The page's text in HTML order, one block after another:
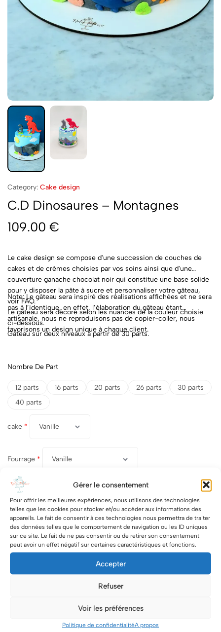
Gérer le consentement
Pour offrir les meilleures expériences, nous utilisons des technologies
telles que les cookies pour stocker et/ou accéder aux informations des
appareils. Le fait de consentir à ces technologies nous permettra de traiter
des données telles que le comportement de navigation ou les ID uniques
sur ce site. Le fait de ne pas consentir ou de retirer son consentement
peut avoir un effet négatif sur certaines caractéristiques et fonctions.
Accepter
Refuser
Voir les préférences
Politique de confidentialitéA propos
Category: Cake design
C.D Dinosaures – Montagnes
109.00 €
Le cake design se compose d'une succession de couches de
cakes et de crèmes choisies par vos soins ainsi que d'une
couverture ganache chocolat noir qui constitue une base solide
pour y disposer la pâte à sucre et personnaliser votre gâteau,
voir FAQ.
Le gâteau sera décoré selon les nuances de la couleur choisie
ci-dessous.
Gâteau sur deux niveaux à partir de 30 parts.
Note: Le gâteau sera inspiré des réalisations affichées et ne sera
pas à l’identique, en effet, l’élaboration du gâteau étant
artisanale, nous ne reproduisons pas de copier-coller, nous
favorisons un design unique à chaque client.
Nombre De Part
12 parts 16 parts 20 parts 26 parts
30 parts
40 parts
cake *
Fourrage *
Description Thème, code couleur....
Suppléments Croquant Chocolat Blanc[+9.00 €]
Croquant Chocolat Noir [+9.00 €]
Croquant Feuillantine Chocolat praliné[+9.00 €]
Croquant Amandes grilées[+8.00 €]
Topper Happy Birthday[+4.00 €]
[+4.00 €]
2 Bougies fontaineS[+5.00 €]
Avec inscription[+3.00 €]